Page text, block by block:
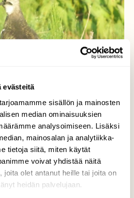
evästeitä
sisällön ja mainosten
median ominaisuuksien
analysoimiseen. Lisäksi
mainosalan ja analytiikka-
tietoja siitä, miten käytät
voivat yhdistää näitä
joita olet antanut heille tai joita on
heidän palvelujaan.
töyhtöhyypästä.